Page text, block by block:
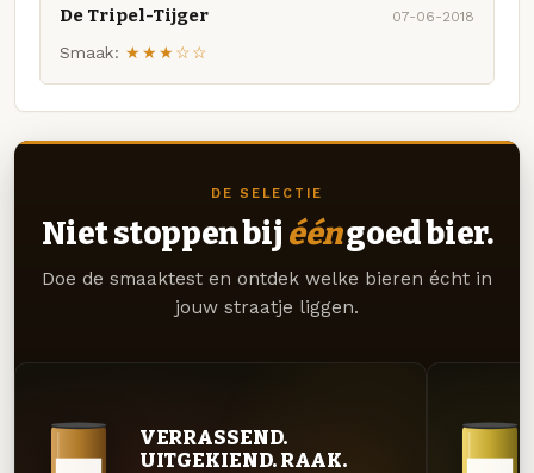
De Tripel-Tijger 07-06-2018
Smaak: ★★★☆☆
DE SELECTIE
Niet stoppen bij ééngoed bier.
Doe de smaaktest en ontdek welke bieren écht in
jouw straatje liggen.
VERRASSEND.
UITGEKIEND. RAAK.